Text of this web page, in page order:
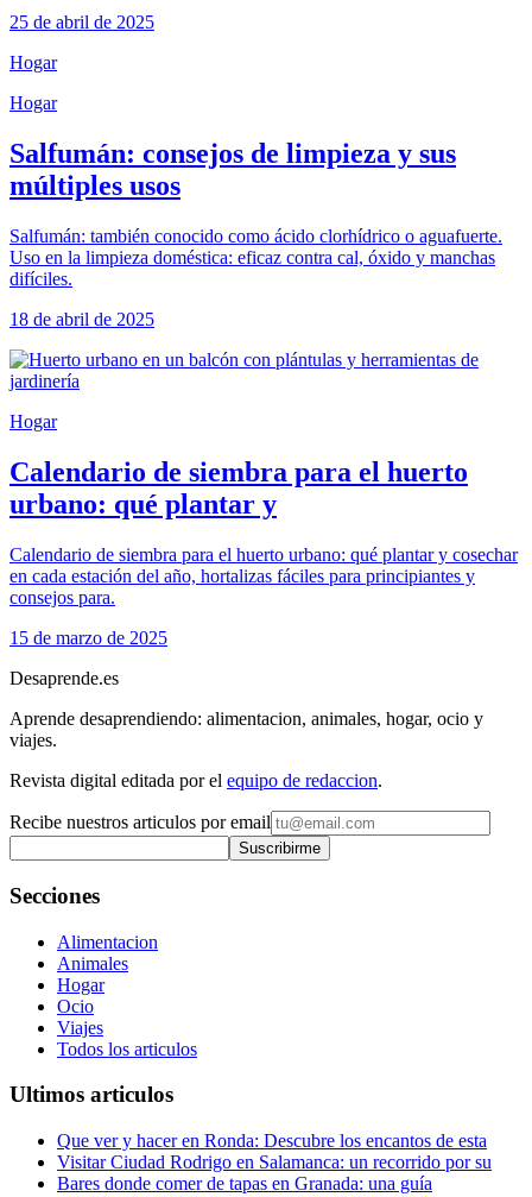
25 de abril de 2025
Hogar
Hogar
Salfumán: consejos de limpieza y sus
múltiples usos
Salfumán: también conocido como ácido clorhídrico o aguafuerte.
Uso en la limpieza doméstica: eficaz contra cal, óxido y manchas
difíciles.
18 de abril de 2025
Hogar
Calendario de siembra para el huerto
urbano: qué plantar y
Calendario de siembra para el huerto urbano: qué plantar y cosechar
en cada estación del año, hortalizas fáciles para principiantes y
consejos para.
15 de marzo de 2025
Desaprende.es
Aprende desaprendiendo: alimentacion, animales, hogar, ocio y
viajes.
Revista digital editada por el equipo de redaccion.
Recibe nuestros articulos por email
Suscribirme
Secciones
Alimentacion
Animales
Hogar
Ocio
Viajes
Todos los articulos
Ultimos articulos
Que ver y hacer en Ronda: Descubre los encantos de esta
Visitar Ciudad Rodrigo en Salamanca: un recorrido por su
Bares donde comer de tapas en Granada: una guía